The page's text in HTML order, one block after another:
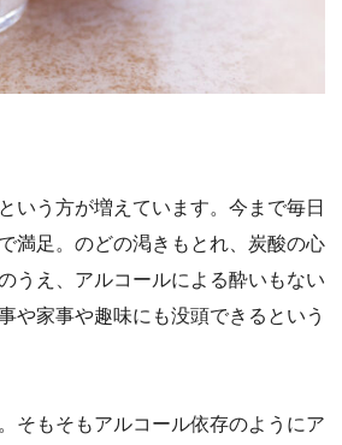
いう方が増えています。今まで毎日
満足。のどの渇きもとれ、炭酸の心
うえ、アルコールによる酔いもない
や家事や趣味にも没頭できるという
そもそもアルコール依存のようにア